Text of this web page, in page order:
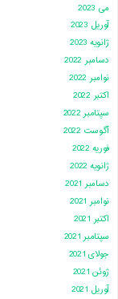
می 2023
آوریل 2023
ژانویه 2023
دسامبر 2022
نوامبر 2022
اکتبر 2022
سپتامبر 2022
آگوست 2022
فوریه 2022
ژانویه 2022
دسامبر 2021
نوامبر 2021
اکتبر 2021
سپتامبر 2021
جولای 2021
ژوئن 2021
آوریل 2021